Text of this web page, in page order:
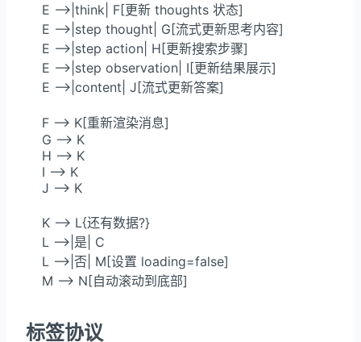
    E -->|think| F[更新 thoughts 状态]
    E -->|step thought| G[流式更新思考内容]
    E -->|step action| H[更新搜索步骤]
    E -->|step observation| I[更新结果展示]
    E -->|content| J[流式更新答案]
    F --> K[重新渲染消息]
    G --> K
    H --> K
    I --> K
    J --> K
    K --> L{还有数据?}
    L -->|是| C
    L -->|否| M[设置 loading=false]
    M --> N[自动滚动到底部]
标签协议